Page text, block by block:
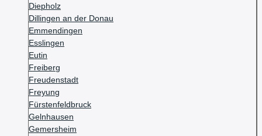
Diepholz
Dillingen an der Donau
Emmendingen
Esslingen
Eutin
Freiberg
Freudenstadt
Freyung
Fürstenfeldbruck
Gelnhausen
Gemersheim